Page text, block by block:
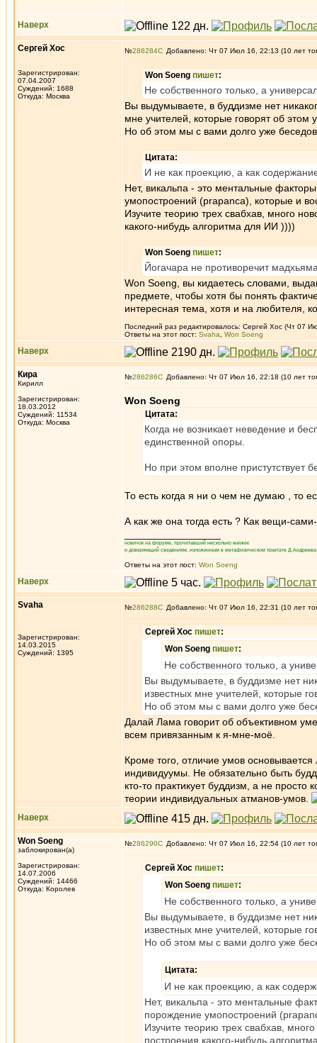
Наверх
Сергей Хос
Зарегистрирован:
07.04.2007
Суждений: 1688
Откуда: Москва
№286284 Добавлено: Чт 07 Июл 16, 22:13 (10 лет
Won Soeng пишет:
Не собственного только, а
Вы выдумываете, в буддизме нет
мне учителей, которые говорят об
Но об этом мы с вами долго уже
Цитата:
И не как проекцию, а как
Нет, викальпа - это ментальные
умопостроений (prapanca), которые и
Изучите теорию трех свабхав, много
какого-нибудь алгоритма для ИИ ))))
Won Soeng пишет:
Йогачара не противоречит
Won Soeng, вы кидаетесь словами,
предмете, чтобы хотя бы понять
интересная тема, хотя и на любителя,
Последний раз редактировалось: Сергей Хос (Чт 07
Ответы на этот пост: Svaha Won Soeng
Наверх
Кира
Кирилл
Зарегистрирован:
18.03.2012
Суждений: 11534
Откуда: Москва
№286286 Добавлено: Чт 07 Июл 16, 22:18 (10 лет
Won Soeng
Цитата:
Когда не возникает неведение и
единственной опоры.
Но при этом вполне пристутствует
То есть когда я ни о чем не думаю , то
А как же она тогда есть ? Как вещи-
новичок на форуме, прочитавший несколько книжек
и доверяющий сведениям, изложенным в метафизическом трактате
Ответы на этот пост: Won Soeng
Наверх
Svaha
Зарегистрирован:
14.03.2015
Суждений: 1395
№286288 Добавлено: Чт 07 Июл 16, 22:31 (10 лет
Сергей Хос пишет:
Won Soeng пишет:
Не собственного только, а
Вы выдумываете, в буддизме нет
известных мне учителей, которые
Но об этом мы с вами долго уже
Далай Лама говорит об объективном
всем привязанным к я-мне-моё.
Кроме того, отличие умов
индивидуумы. Не обязательно быть
кто-то практикует буддизм, а не
теории индивидуальных атманов-умов.
Наверх
Won Soeng
заблокирован(а)
Зарегистрирован:
14.07.2006
Суждений: 14466
Откуда: Королев
№286290 Добавлено: Чт 07 Июл 16, 22:54 (10 лет
Сергей Хос пишет:
Won Soeng пишет:
Не собственного только, а
Вы выдумываете, в буддизме нет
известных мне учителей, которые
Но об этом мы с вами долго уже
Цитата:
И не как проекцию, а как
Нет, викальпа - это ментальные
порождение умопостроений
Изучите теорию трех свабхав,
построения какого-нибудь